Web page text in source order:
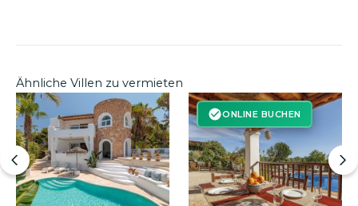
Ähnliche Villen zu vermieten
ONLINE BUCHEN